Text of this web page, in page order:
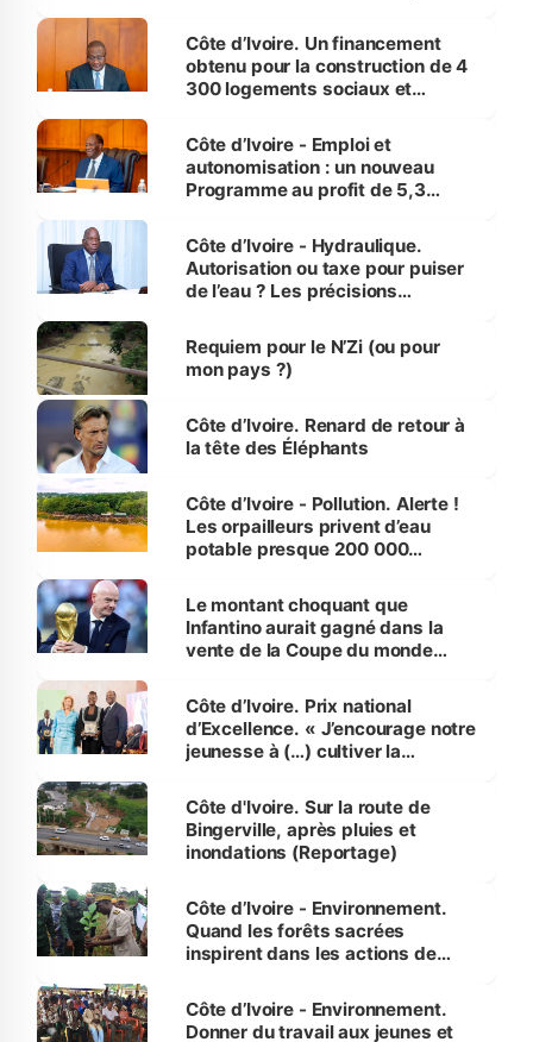
Côte d’Ivoire. Un financement
obtenu pour la construction de 4
300 logements sociaux et
et Yamoussoukro
Côte d’Ivoire - Emploi et
autonomisation : un nouveau
Programme au profit de 5,3
Côte d’Ivoire - Hydraulique.
Autorisation ou taxe pour puiser
de l’eau ? Les précisions
Requiem pour le N’Zi (ou pour
mon pays ?)
Côte d’Ivoire. Renard de retour à
la tête des Éléphants
Côte d’Ivoire - Pollution. Alerte !
Les orpailleurs privent d’eau
potable presque 200 000
Le montant choquant que
Infantino aurait gagné dans la
vente de la Coupe du monde
Côte d’Ivoire. Prix national
d’Excellence. « J’encourage notre
jeunesse à (…) cultiver la
(Alassane Ouattara
Côte d'Ivoire. Sur la route de
Bingerville, après pluies et
inondations (Reportage)
Côte d’Ivoire - Environnement.
Quand les forêts sacrées
inspirent dans les actions de
Côte d’Ivoire - Environnement.
Donner du travail aux jeunes et